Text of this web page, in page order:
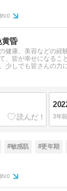
0
黄昏
健康、美容などの経
、皆が幸せになるこ
少しでも皆さんの力
3年前
#敏感肌 #更年期
0